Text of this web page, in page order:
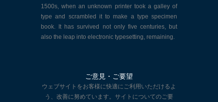
1500s, when an unknown printer took a galley of
type and scrambled it to make a type specimen
book. It has survived not only five centuries, but
also the leap into electronic typesetting, remaining.
ご意見・ご要望
ウェブサイトをお客様に快適にご利用いただけるよ
う、改善に努めています。サイトについてのご要